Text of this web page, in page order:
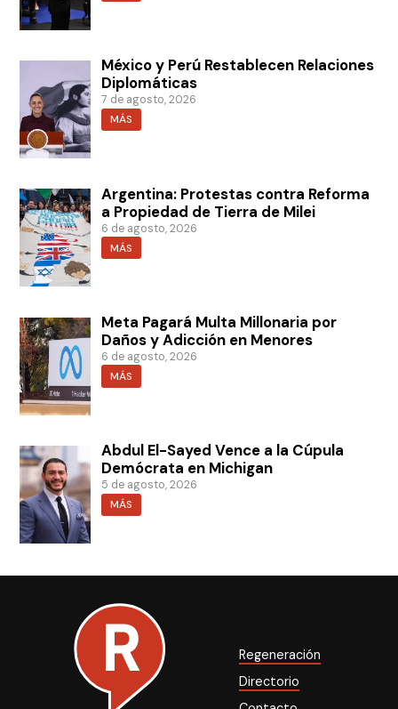
México y Perú Restablecen Relaciones
Diplomáticas
7 de agosto, 2026
MÁS
Argentina: Protestas contra Reforma
a Propiedad de Tierra de Milei
6 de agosto, 2026
MÁS
Meta Pagará Multa Millonaria por
Daños y Adicción en Menores
6 de agosto, 2026
MÁS
Abdul El-Sayed Vence a la Cúpula
Demócrata en Michigan
5 de agosto, 2026
MÁS
Regeneración
Directorio